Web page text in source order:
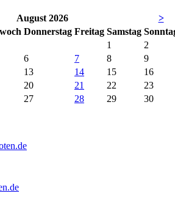
August 2026
>
Donnerstag Freitag Samstag So
1
2
6 7 8
9
13 14 15
16
20 21 22
23
27 28 29
30